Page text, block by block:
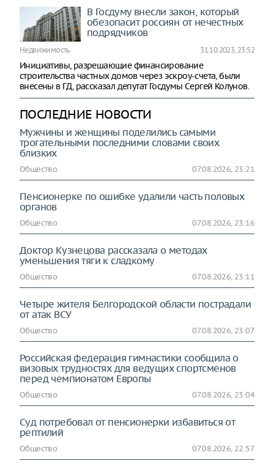
В Госдуму внесли закон, который
обезопасит россиян от нечестных
подрядчиков
Недвижимость 31.10.2023, 23:52
Инициативы, разрешающие финансирование
строительства частных домов через эскроу-счета, были
внесены в ГД, рассказал депутат Госдумы Сергей Колунов.
ПОСЛЕДНИЕ НОВОСТИ
Мужчины и женщины поделились самыми
трогательными последними словами своих
близких
Общество 07.08.2026, 23:21
Пенсионерке по ошибке удалили часть половых
органов
Общество 07.08.2026, 23:16
Доктор Кузнецова рассказала о методах
уменьшения тяги к сладкому
Общество 07.08.2026, 23:11
Четыре жителя Белгородской области пострадали
от атак ВСУ
Общество 07.08.2026, 23:07
Российская федерация гимнастики сообщила о
визовых трудностях для ведущих спортсменов
перед чемпионатом Европы
Общество 07.08.2026, 23:04
Суд потребовал от пенсионерки избавиться от
рептилий
Общество 07.08.2026, 22:57